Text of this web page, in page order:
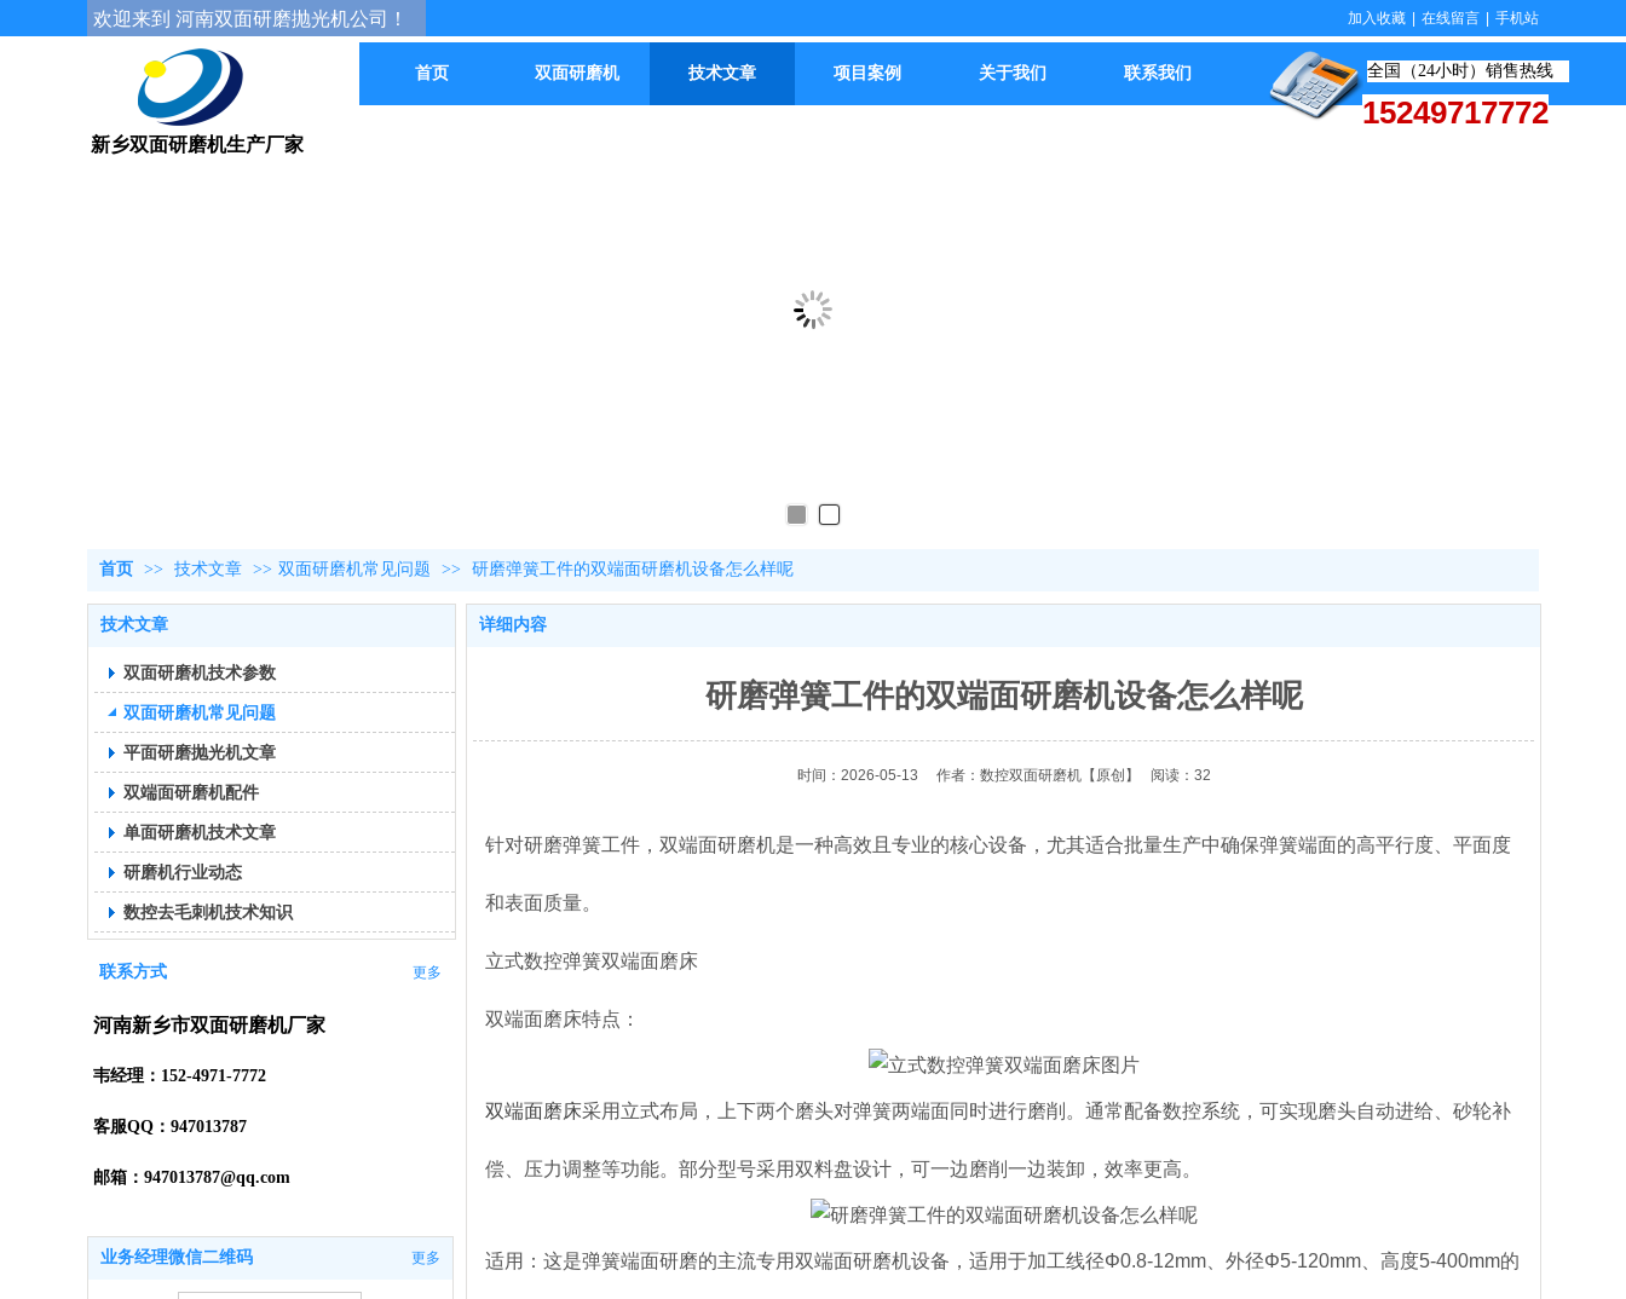
欢迎来到 河南双面研磨抛光机公司！
15249717772
全国（24小时）销售热线
新乡双面研磨机生产厂家
首页 双面研磨机 技术文章 项目案例 关于我们 联系我们
加入收藏 在线留言 手机站
首页 >> 技术文章 >> 双面研磨机常见问题 >> 研磨弹簧工件的双端面研磨机设备怎么样呢
技术文章
双面研磨机技术参数
双面研磨机常见问题
平面研磨抛光机文章
双端面研磨机配件
单面研磨机技术文章
研磨机行业动态
数控去毛刺机技术知识
联系方式 更多
河南新乡市双面研磨机厂家
韦经理：152-4971-7772
客服QQ：947013787
邮箱：947013787@qq.com
业务经理微信二维码 更多
详细内容
研磨弹簧工件的双端面研磨机设备怎么样呢
时间：2026-05-13 作者：数控双面研磨机【原创】 阅读：32
针对研磨弹簧工件，双端面研磨机是一种高效且专业的核心设备，尤其适合批量生产中确保弹簧端面的高平行度、平面度
和表面质量。
立式数控弹簧双端面磨床
双端面磨床特点：
双端面磨床采用立式布局，上下两个磨头对弹簧两端面同时进行磨削。通常配备数控系统，可实现磨头自动进给、砂轮补
偿、压力调整等功能。部分型号采用双料盘设计，可一边磨削一边装卸，效率更高。
适用：这是弹簧端面研磨的主流专用双端面研磨机设备，适用于加工线径Φ0.8-12mm、外径Φ5-120mm、高度5-400mm的